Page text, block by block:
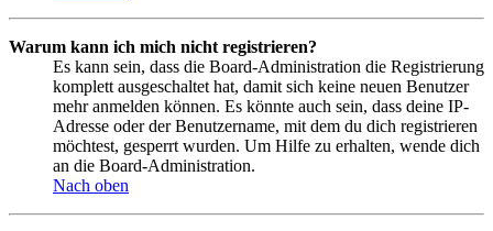
Warum kann ich mich nicht registrieren?
Es kann sein, dass die Board-Administration die Registrierung
komplett ausgeschaltet hat, damit sich keine neuen Benutzer
mehr anmelden können. Es könnte auch sein, dass deine IP-
Adresse oder der Benutzername, mit dem du dich registrieren
möchtest, gesperrt wurden. Um Hilfe zu erhalten, wende dich
an die Board-Administration.
Nach oben